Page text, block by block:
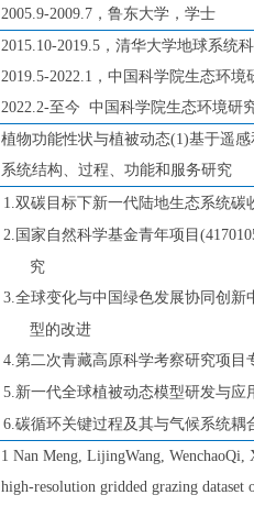
2005.9-2009.7，鲁东大学，学士
2015.10-2019.5，清华大学地球系统
2019.5-2022.1 ，中国科学院生态环
2022.2-至今 中国科学院生态环境研
植物功能性状与植被动态(1)基于遥
系统结构、过程、功能和服务研究
1.双碳目标下新一代陆地生态系统碳
2. 国家自然科学基金青年项目
究
3.全球变化与中国绿色发展协同创新
型的改进
4.第二次青藏高原科学考察研究项
5.新一代全球植被动态模型研发与应
6.碳循环关键过程及其与气候系统耦
1 Nan Meng, LijingWang, WenchaoQi,
high-resolution gridded grazing dataset